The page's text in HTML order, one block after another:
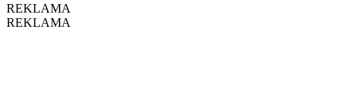
REKLAMA
REKLAMA